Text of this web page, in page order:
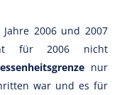
2006 und 2007
für 2006 nicht
nur
war und es für